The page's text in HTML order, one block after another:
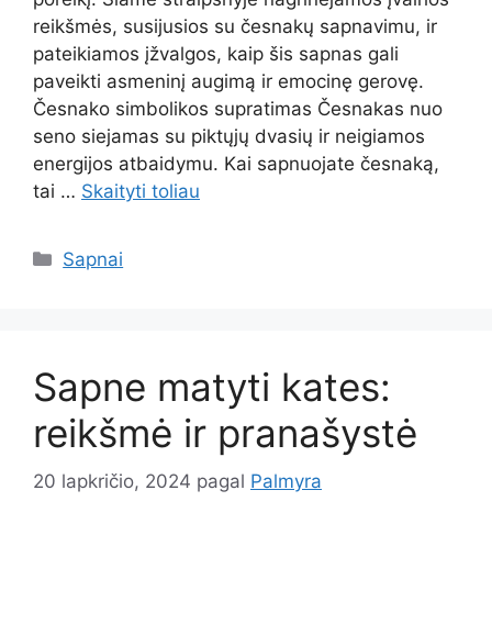
reikšmės, susijusios su česnakų sapnavimu, ir
pateikiamos įžvalgos, kaip šis sapnas gali
paveikti asmeninį augimą ir emocinę gerovę.
Česnako simbolikos supratimas Česnakas nuo
seno siejamas su piktųjų dvasių ir neigiamos
energijos atbaidymu. Kai sapnuojate česnaką,
tai … Skaityti toliau
Kategorijos
Sapnai
Sapne matyti kates:
reikšmė ir pranašystė
20 lapkričio, 2024 pagal Palmyra